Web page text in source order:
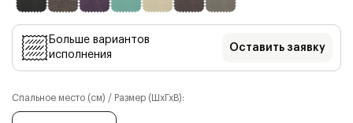
Больше вариантов
исполнения
Оставить заявку
Спальное место (см) / Размер (ШхГхВ):